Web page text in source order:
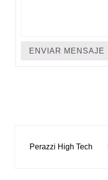
NAVEGACIÓN
Perazzi High Tech